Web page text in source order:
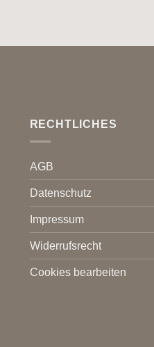
RECHTLICHES
AGB
Datenschutz
Impressum
Widerrufsrecht
Cookies bearbeiten